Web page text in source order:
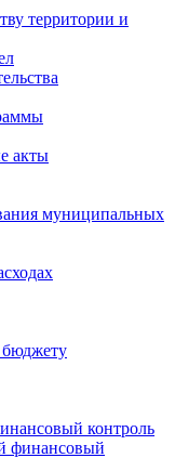
территории и
акты
муниципальных
контроль
финансовый